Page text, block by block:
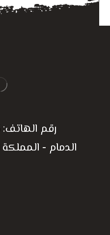
رقم الهاتف:
الدمام -